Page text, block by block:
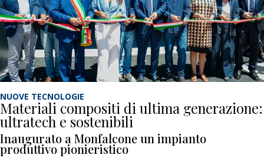
NUOVE TECNOLOGIE
Materiali compositi di ultima generazione:
ultratech e sostenibili
Inaugurato a Monfalcone un impianto
produttivo pionieristico